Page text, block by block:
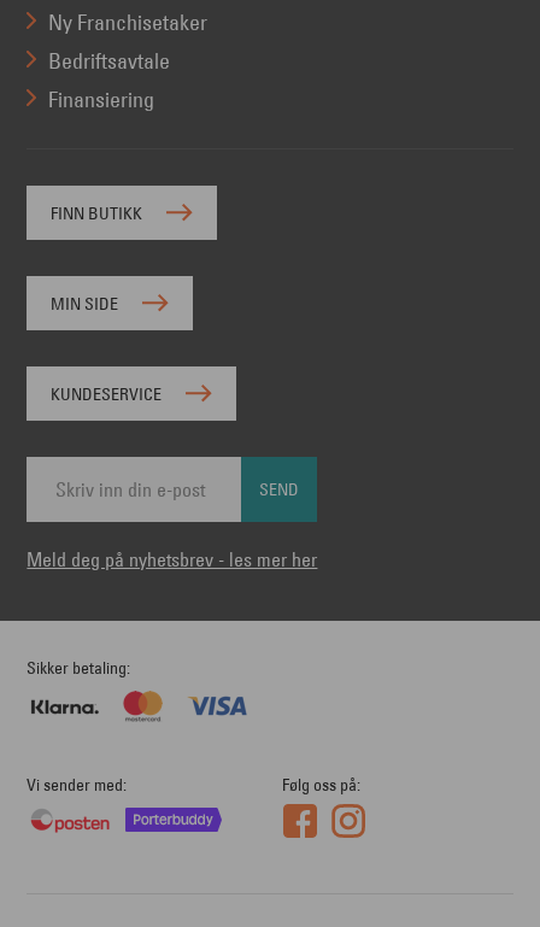
Ny Franchisetaker
Bedriftsavtale
Finansiering
FINN BUTIKK
MIN SIDE
KUNDESERVICE
SEND
Meld deg på nyhetsbrev - les mer her
Sikker betaling
Vi sender med Følg oss på